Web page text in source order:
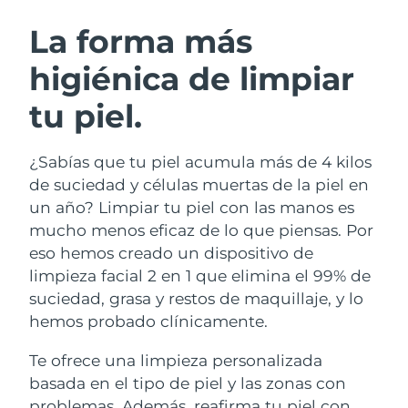
La forma más
higiénica de limpiar
tu piel.
¿Sabías que tu piel acumula más de 4 kilos
de suciedad y células muertas de la piel en
un año? Limpiar tu piel con las manos es
mucho menos eficaz de lo que piensas. Por
eso hemos creado un dispositivo de
limpieza facial 2 en 1 que elimina el 99% de
suciedad, grasa y restos de maquillaje, y lo
hemos probado clínicamente.
Te ofrece una limpieza personalizada
basada en el tipo de piel y las zonas con
Limpieza facial
Anti-aging massage
LUNA™ 4 Plus
Massage, LED heating
LUNA™ 4 Men
Microcurrent toning
BEAR™ 2 go
Microcurrent toning on-the-go
BEAR™ 2 eyes & lips
Hidratación
UFO™ 3 pack
Deep facial hydration
Near-infrared and red light therapy
device
Cuidado bucal
issa™ 4
Hybrid silicone sonic toothbrush
Smart hybrid silicone sonic toothbrush
TRATAMIENTO ANTIEDAD FAQ™
Antiedad Tratamientos LED
NEW
Austria
Baréin Entrega prevista 11/8/26
Bélgica
Bermudas Entrega prevista 16/8/26
Bosnia y Herzegovina Entrega prevista
Brunéi Entrega prevista
Bulgaria Entrega prevista 10/8/26
Canadá Entrega prevista
Chile Entrega prevista